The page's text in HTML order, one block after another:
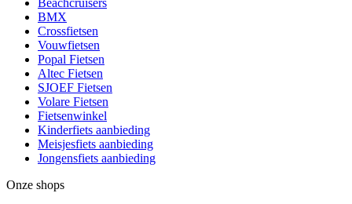
Beachcruisers
BMX
Crossfietsen
Vouwfietsen
Popal Fietsen
Altec Fietsen
SJOEF Fietsen
Volare Fietsen
Fietsenwinkel
Kinderfiets aanbieding
Meisjesfiets aanbieding
Jongensfiets aanbieding
Onze shops